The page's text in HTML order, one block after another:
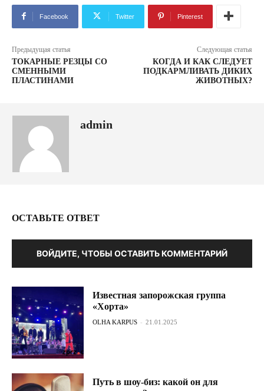
Facebook Twitter Pinterest
Предыдущая статья
ТОКАРНЫЕ РЕЗЦЫ СО
СМЕННЫМИ
ПЛАСТИНАМИ
Следующая статья
КОГДА И КАК СЛЕДУЕТ
ПОДКАРМЛИВАТЬ ДИКИХ
ЖИВОТНЫХ?
admin
ОСТАВЬТЕ ОТВЕТ
ВОЙДИТЕ, ЧТОБЫ ОСТАВИТЬ КОММЕНТАРИЙ
Известная запорожская группа
«Хорта»
OLHA KARPUS - 21.01.2025
Путь в шоу-биз: какой он для